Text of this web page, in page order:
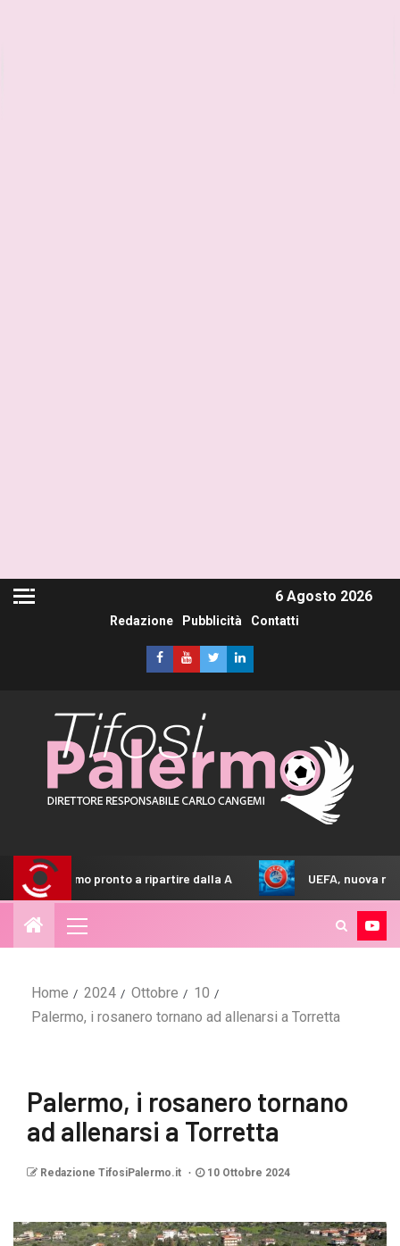
6 Agosto 2026
Redazione Pubblicità Contatti
a ripartire dalla A UEFA, nuova regola negli stadi:
Home 2024 Ottobre
10
Palermo, i rosanero tornano ad allenarsi a Torretta
Palermo, i rosanero tornano
ad allenarsi a Torretta
Redazione TifosiPalermo.it 10 Ottobre 2024